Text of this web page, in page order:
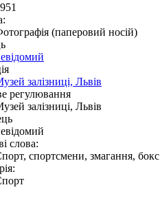
(паперовий носій)
залізниці, Львів
регулювання
залізниці, Львів
слова:
спортсмени, змагання, бокс